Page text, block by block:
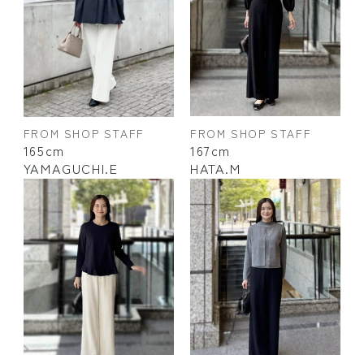
FROM SHOP STAFF
165cm
YAMAGUCHI.E
FROM SHOP STAFF
167cm
HATA.M